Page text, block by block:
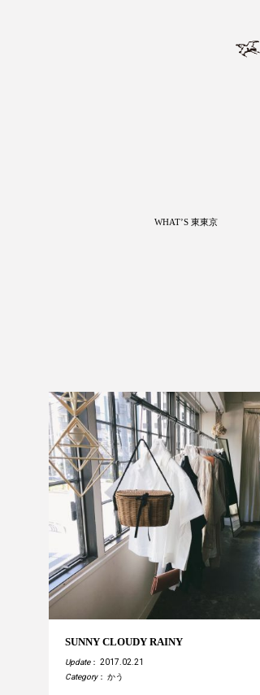
WHAT’S 東東京
SUNNY CLOUDY RAINY
Update： 2017.02.21
Category： かう